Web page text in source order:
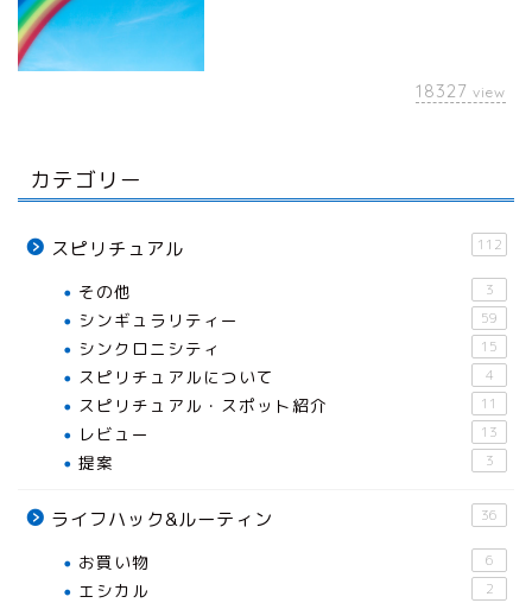
18327 view
カテゴリー
スピリチュアル 112
その他 3
シンギュラリティー 59
シンクロニシティ 15
スピリチュアルについて 4
スピリチュアル・スポット紹介 11
レビュー 13
提案 3
ライフハック&ルーティン 36
お買い物 6
エシカル 2